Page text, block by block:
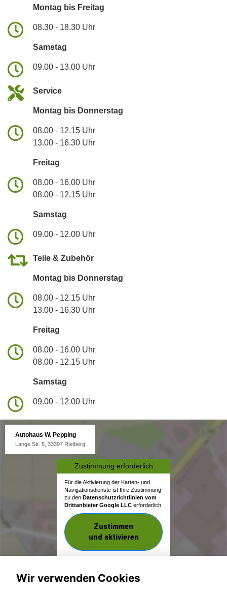
Montag bis Freitag
08.30 - 18.30 Uhr
Samstag
09.00 - 13.00 Uhr
Service
Montag bis Donnerstag
08.00 - 12.15 Uhr
13.00 - 16.30 Uhr
Freitag
08.00 - 16.00 Uhr
08.00 - 12.15 Uhr
Samstag
09.00 - 12.00 Uhr
Teile & Zubehör
Montag bis Donnerstag
08.00 - 12.15 Uhr
13.00 - 16.30 Uhr
Freitag
08.00 - 16.00 Uhr
08.00 - 12.15 Uhr
Samstag
09.00 - 12.00 Uhr
Autohaus W. Pepping
Lange Str. 5, 33397 Rietberg
Zustimmung erforderlich
Für die Aktivierung der Karten- und
Navigationsdienste ist Ihre Zustimmung
zu den Datenschutzrichtlinien vom
Drittanbieter Google LLC erforderlich.
Zustimmen
und aktivieren
Wir verwenden Cookies